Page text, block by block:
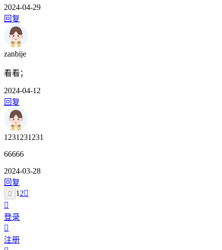
2024-04-29
回复
zanbije
看看；
2024-04-12
回复
1231231231
66666
2024-03-28
回复
1 2
登录
注册